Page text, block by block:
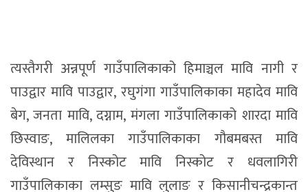
त्यस्तैगरी अन्नपूर्ण गाउँपालिकाको हिमाञ्चल मावि नागी र
पाउद्वार मावि पाउद्वार, रघुगंगा गाउँपालिकाका महादेव मावि
बेग, जनता मावि, दग्नाम, मंगला गाउँपालिकाको शारदा मावि
छिस्वाङ, मालिलका गाउँपालिकाका गौबमबस्त मावि
देविस्थान र निस्कोट मावि निस्कोट र धवलागिरी
गाउँपालिकाका लम्सुङ मावि लुलाङ र किसानीचन्द्रकान्त